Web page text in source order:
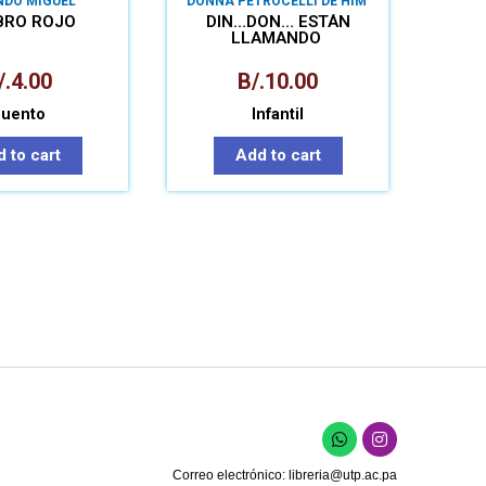
VELARDE
ROJO
4.00
to cart
DIN…DON… ESTÁN
LLAMANDO
B/.10.00
Infantil
Add to cart
Correo electrónico: libreria@utp.ac.pa